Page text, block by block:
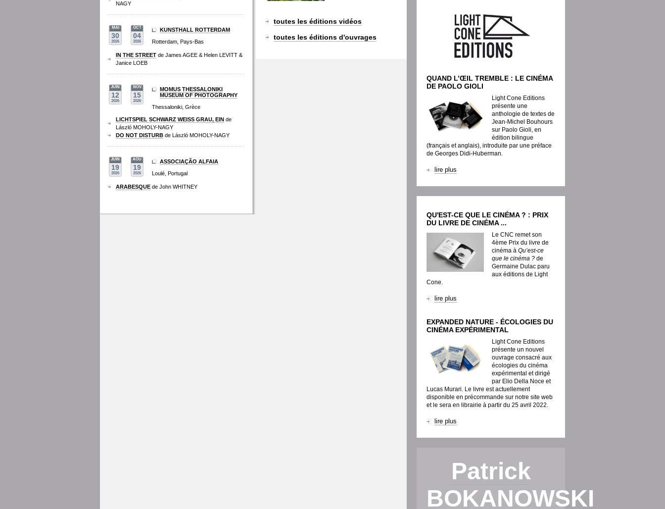
QUAND L’ŒIL TREMBLE : LE CINÉMA
DE PAOLO GIOLI
Light Cone Editions
présente une
anthologie de textes de
Jean-Michel Bouhours
sur Paolo Gioli, en
édition bilingue
(français et anglais), introduite par une préface
de Georges Didi-Huberman.
lire plus
QU'EST-CE QUE LE CINÉMA ? : PRIX
DU LIVRE DE CINÉMA ...
Le CNC remet son
4ème Prix du livre de
cinéma à Qu’est-ce
que le cinéma ? de
Germaine Dulac paru
aux éditions de Light
Cone.
lire plus
EXPANDED NATURE - ÉCOLOGIES DU
CINÉMA EXPÉRIMENTAL
Light Cone Editions
présente un nouvel
ouvrage consacré aux
écologies du cinéma
expérimental et dirigé
par Elio Della Noce et
Lucas Murari. Le livre est actuellement
disponible en précommande sur notre site web
et le sera en librairie à partir du 25 avril 2022.
lire plus
Patrick
BOKANOWSKI
toutes les éditions vidéos
toutes les éditions d'ouvrages
NAGY
MAI
30
2026
OCT
04
2026
KUNSTHALL ROTTERDAM
Rotterdam, Pays-Bas
IN THE STREET de James AGEE & Helen LEVITT &
Janice LOEB
JUIN
12
2026
NOV
15
2026
MOMUS THESSALONIKI
MUSEUM OF PHOTOGRAPHY
Thessaloniki, Grèce
LICHTSPIEL SCHWARZ WEISS GRAU, EIN de
László MOHOLY-NAGY
DO NOT DISTURB de László MOHOLY-NAGY
JUIN
19
2026
AOU
19
2026
ASSOCIAÇÃO ALFAIA
Loulé, Portugal
ARABESQUE de John WHITNEY